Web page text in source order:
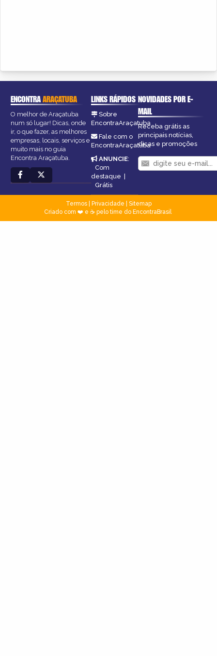
ENCONTRAARAÇATUBA
O melhor de Araçatuba
num só lugar! Dicas, onde
ir, o que fazer, as melhores
empresas, locais, serviços e
muito mais no guia
Encontra Araçatuba.
LINKS RÁPIDOS
Sobre
EncontraAraçatuba
Fale com o
EncontraAraçatuba
ANUNCIE:
Com
destaque |
Grátis
NOVIDADES POR E-
MAIL
Receba grátis as
principais notícias,
dicas e promoções
Termos| Privacidade
Sitemap
Criado com ❤️ e ☕ pelo time do EncontraBrasil